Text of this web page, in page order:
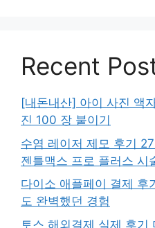
Recent
[내돈내산] 아이 사진 액
진 100 장 붙이기
수염 레이저 제모 후기
젠틀맥스 프로 플러스 시
다이소 애플페이 결제 후
도 완벽했던 경험
토스 해외결제 실제 후기